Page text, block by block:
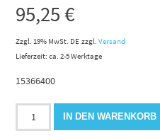
95,25€
Zzgl. 19% MwSt. DE zzgl.Versand
Lieferzeit: ca. 2-5 Werktage
15366400
Hydraulikfiltereinsatz
Backhus
IN DEN WARENKORB